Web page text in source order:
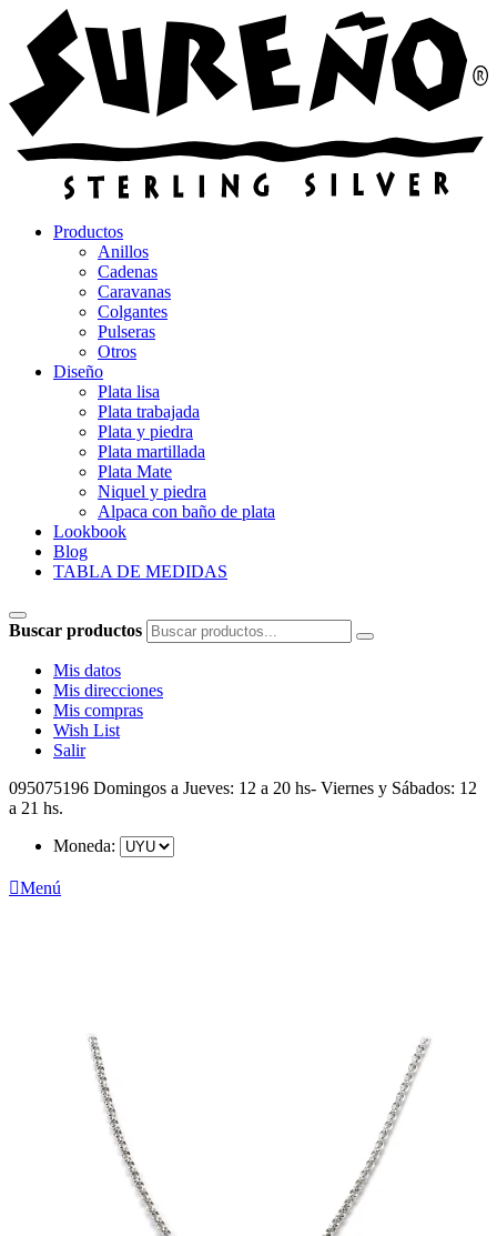
Productos
Anillos
Cadenas
Caravanas
Colgantes
Pulseras
Otros
Diseño
Plata lisa
Plata trabajada
Plata y piedra
Plata martillada
Plata Mate
Niquel y piedra
Alpaca con baño de plata
Lookbook
Blog
TABLA DE MEDIDAS
Buscar productos
Mis datos
Mis direcciones
Mis compras
Wish List
Salir
095075196 Domingos a Jueves: 12 a 20 hs- Viernes y Sábados: 12
a 21 hs.
Moneda:
Menú